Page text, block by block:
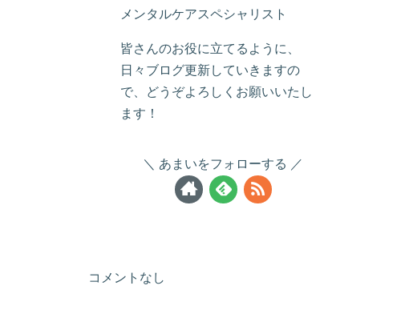
メンタルケアスペシャリスト
皆さんのお役に立てるように、
日々ブログ更新していきますの
で、どうぞよろしくお願いいたし
ます！
あまいをフォローする
コメントなし